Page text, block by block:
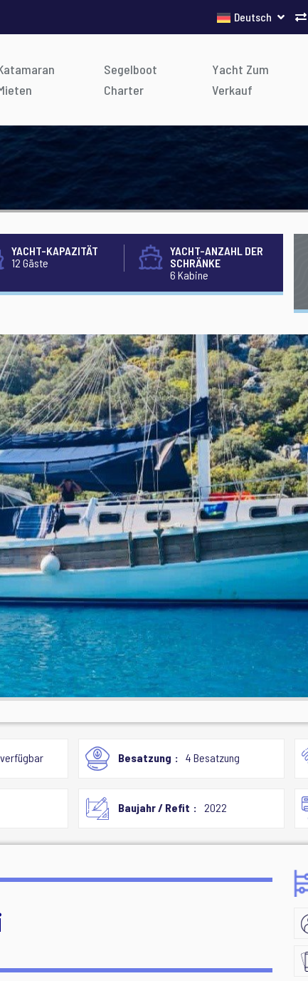
Deutsch
Segelboot
Charter
Yacht Zum
Verkauf
YACHT-KAPAZITÄT
12 Gäste
YACHT-ANZAHL DER
SCHRÄNKE
6 Kabine
Besatzung 4 Besatzung
Baujahr / Refit 2022